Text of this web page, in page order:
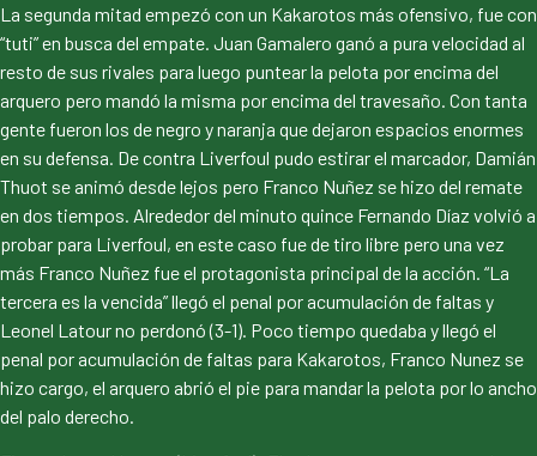
La segunda mitad empezó con un Kakarotos más ofensivo, fue con
“tuti” en busca del empate. Juan Gamalero ganó a pura velocidad al
resto de sus rivales para luego puntear la pelota por encima del
arquero pero mandó la misma por encima del travesaño. Con tanta
gente fueron los de negro y naranja que dejaron espacios enormes
en su defensa. De contra Liverfoul pudo estirar el marcador, Damián
Thuot se animó desde lejos pero Franco Nuñez se hizo del remate
en dos tiempos. Alrededor del minuto quince Fernando Díaz volvió a
probar para Liverfoul, en este caso fue de tiro libre pero una vez
más Franco Nuñez fue el protagonista principal de la acción. “La
tercera es la vencida” llegó el penal por acumulación de faltas y
Leonel Latour no perdonó (3-1). Poco tiempo quedaba y llegó el
penal por acumulación de faltas para Kakarotos, Franco Nunez se
hizo cargo, el arquero abrió el pie para mandar la pelota por lo ancho
del palo derecho.